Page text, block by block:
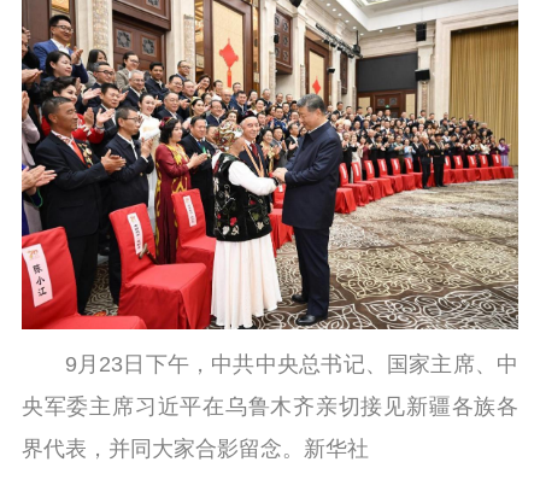
9月23日下午，中共中央总书记、国家主席、中
央军委主席习近平在乌鲁木齐亲切接见新疆各族各
界代表，并同大家合影留念。新华社